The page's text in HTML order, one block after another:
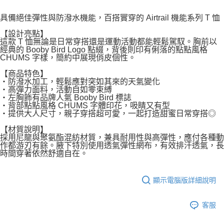
具備絕佳彈性與防潑水機能，百搭實穿的 Airtrail 機能系列 T 恤
【設計亮點】
這款 T 恤無論是日常穿搭還是運動活動都能輕鬆駕馭。胸前以
經典的 Booby Bird Logo 點綴，背後則印有俐落的點點風格
CHUMS 字樣，簡約中展現俏皮個性。
【商品特色】
・防潑水加工，輕鬆應對突如其來的天氣變化
・高彈力面料，活動自如零束縛
・左胸飾有品牌人氣 Booby Bird 標誌
・背部點點風格 CHUMS 字體印花，吸睛又有型
・提供大人尺寸，親子穿搭超可愛，一起打造甜蜜日常穿搭◎
【材質說明】
採用尼龍與聚氨酯混紡材質，兼具耐用性與高彈性，應付各種動
作都游刃有餘。腋下特別使用透氣彈性網布，有效排汗透氣，長
時間穿著依然舒適自在。
顯示電腦版詳細說明
客服